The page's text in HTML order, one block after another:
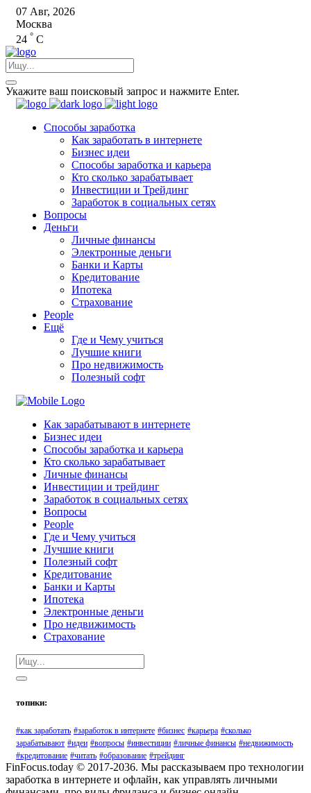
07 Авг, 2026
Москва
24 ° C
Укажите ваш поисковый запрос и нажмите Enter.
Способы заработка
Как заработать в интернете
Бизнес идеи
Способы заработка и карьера
Кто сколько зарабатывает
Инвестиции и Трейдинг
Заработок в социальных сетях
Вопросы
Деньги
Личные финансы
Электронные деньги
Банки и Карты
Кредитование
Ипотека
Страхование
People
Ещё
Где и Чему учиться
Лучшие книги
Про недвижимость
Полезный софт
Как зарабатывают в интернете
Бизнес идеи
Способы заработка и карьера
Кто сколько зарабатывает
Личные финансы
Инвестиции и трейдинг
Заработок в социальных сетях
Вопросы
People
Где и Чему учиться
Лучшие книги
Полезный софт
Кредитование
Банки и Карты
Ипотека
Электронные деньги
Про недвижимость
Страхование
топики:
#как заработать #заработок в интернете #бизнес #карьера #сколько
зарабатывают #идеи #вопросы #инвестиции #личные финансы #недвижимость
#кредитование #читать #образование #трейдинг
FinFocus.today © 2017-2036. Мы рассказываем про технологии
заработка в интернете и офлайн, как управлять личными